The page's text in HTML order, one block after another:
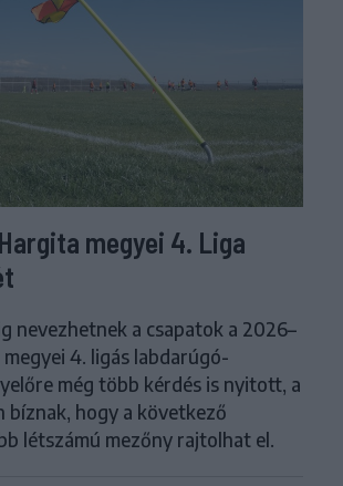
megyei 4. Liga
nevezhetnek a csapatok a 2026–
4. ligás labdarúgó-
még több kérdés is nyitott, a
bíznak, hogy a következő
létszámú mezőny rajtolhat el.